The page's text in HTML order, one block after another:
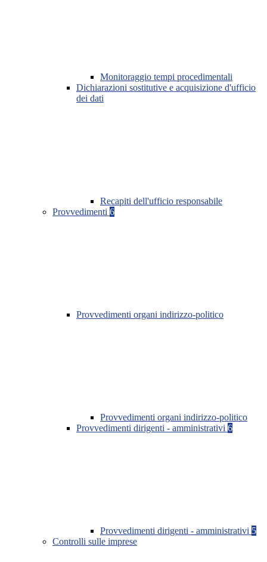
Monitoraggio tempi procedimentali
Dichiarazioni sostitutive e acquisizione d'ufficio
dei dati
Recapiti dell'ufficio responsabile
Provvedimenti 6
Provvedimenti organi indirizzo-politico
Provvedimenti organi indirizzo-politico
Provvedimenti dirigenti - amministrativi 6
Provvedimenti dirigenti - amministrativi 5
Controlli sulle imprese